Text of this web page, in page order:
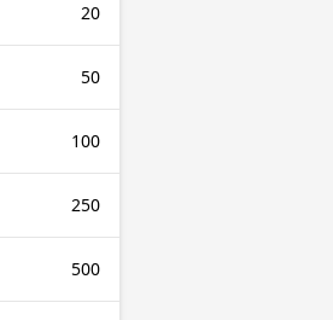
20
50
100
250
500